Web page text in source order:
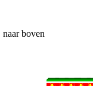
naar boven